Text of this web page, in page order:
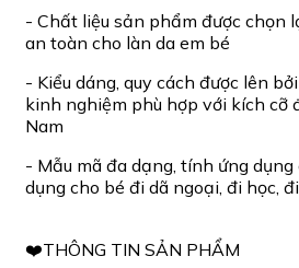
- Chất liệu sản phẩm được chọn
an toàn cho làn da em bé
- Kiểu dáng, quy cách được lên
kinh nghiệm phù hợp với kích cỡ
Nam
- Mẫu mã đa dạng, tính ứng dụng
dụng cho bé đi dã ngoại, đi học,
❤️THÔNG TIN SẢN PHẨM